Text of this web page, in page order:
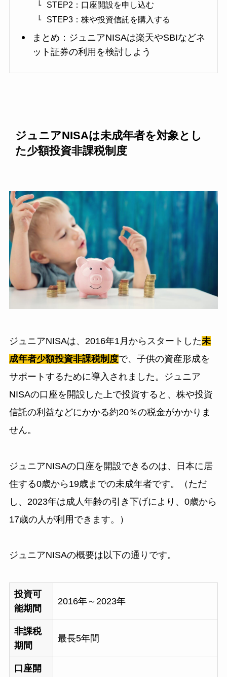
STEP2：口座開設を申し込む
STEP3：株や投資信託を購入する
まとめ：ジュニアNISAは楽天やSBIなどネ
ット証券の利用を検討しよう
ジュニアNISAは未成年者を対象とし
た少額投資非課税制度
ジュニアNISAは、2016年1月からスタートした未
成年者少額投資非課税制度で、子供の資産形成を
サポートするために導入されました。ジュニア
NISAの口座を開設した上で投資すると、株や投資
信託の利益などにかかる約20％の税金がかかりま
せん。
ジュニアNISAの口座を開設できるのは、日本に居
住する0歳から19歳までの未成年者です。（ただ
し、2023年は成人年齢の引き下げにより、0歳から
17歳の人が利用できます。）
ジュニアNISAの概要は以下の通りです。
投資可
能期間
2016年～2023年
非課税
期間
最長5年間
口座開